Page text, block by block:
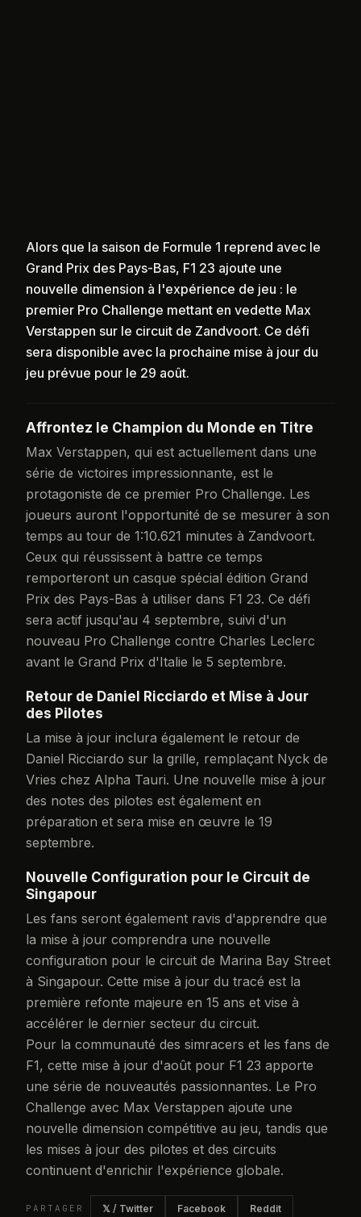
Alors que la saison de Formule 1 reprend avec le
Grand Prix des Pays-Bas, F1 23 ajoute une
nouvelle dimension à l'expérience de jeu : le
premier Pro Challenge mettant en vedette Max
Verstappen sur le circuit de Zandvoort. Ce défi
sera disponible avec la prochaine mise à jour du
jeu prévue pour le 29 août.
Affrontez le Champion du Monde en Titre
Max Verstappen, qui est actuellement dans une
série de victoires impressionnante, est le
protagoniste de ce premier Pro Challenge. Les
joueurs auront l'opportunité de se mesurer à son
temps au tour de 1:10.621 minutes à Zandvoort.
Ceux qui réussissent à battre ce temps
remporteront un casque spécial édition Grand
Prix des Pays-Bas à utiliser dans F1 23. Ce défi
sera actif jusqu'au 4 septembre, suivi d'un
nouveau Pro Challenge contre Charles Leclerc
avant le Grand Prix d'Italie le 5 septembre.
Retour de Daniel Ricciardo et Mise à Jour
des Pilotes
La mise à jour inclura également le retour de
Daniel Ricciardo sur la grille, remplaçant Nyck de
Vries chez Alpha Tauri. Une nouvelle mise à jour
des notes des pilotes est également en
préparation et sera mise en œuvre le 19
septembre.
Nouvelle Configuration pour le Circuit de
Singapour
Les fans seront également ravis d'apprendre que
la mise à jour comprendra une nouvelle
configuration pour le circuit de Marina Bay Street
à Singapour. Cette mise à jour du tracé est la
première refonte majeure en 15 ans et vise à
accélérer le dernier secteur du circuit.
Pour la communauté des simracers et les fans de
F1, cette mise à jour d'août pour F1 23 apporte
une série de nouveautés passionnantes. Le Pro
Challenge avec Max Verstappen ajoute une
nouvelle dimension compétitive au jeu, tandis que
les mises à jour des pilotes et des circuits
continuent d'enrichir l'expérience globale.
PARTAGER 𝕏 / Twitter Facebook Reddit